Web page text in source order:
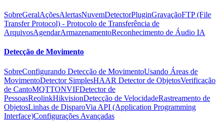
SobreGeralAçõesAlertasNuvemDetectorPluginGravaçãoFTP (File
Transfer Protocol) - Protocolo de Transferência de
ArquivosAgendarArmazenamentoReconhecimento de Áudio IA
Detecção de Movimento
SobreConfigurando Detecção de MovimentoUsando Áreas de
MovimentoDetector SimplesHAAR Detector de ObjetosVerificação
de CantoMQTTONVIFDetector de
PessoasReolinkHikvisionDetecção de VelocidadeRastreamento de
ObjetosLinhas de DisparoVia API (Application Programming
Interface)Configurações Avançadas